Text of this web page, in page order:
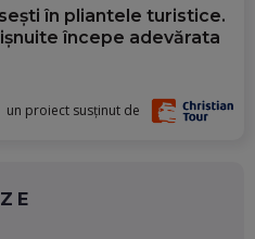
în pliantele turistice.
începe adevărata
un proiect susținut de